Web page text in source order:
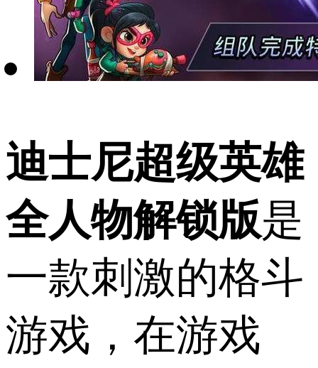
迪士尼超级英雄
全人物解锁版是
一款刺激的格斗
游戏，在游戏